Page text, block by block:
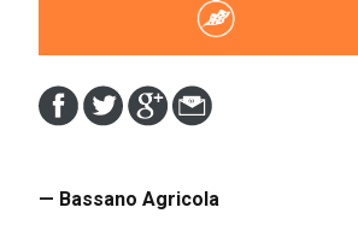
— Bassano Agricola